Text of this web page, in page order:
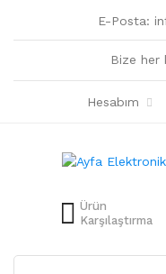
E-Posta:
Bize her
Hesabım
Ürün
Karşılaştırma